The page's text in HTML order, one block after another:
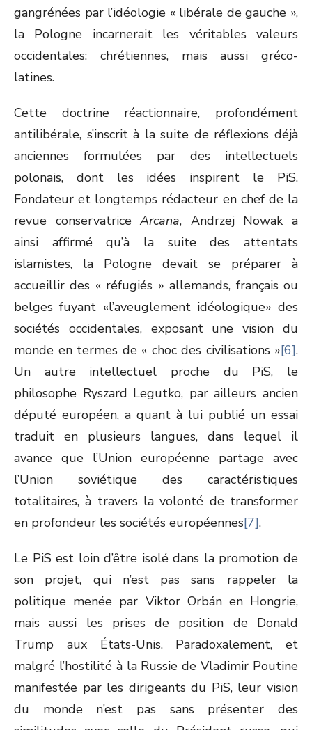
gangrénées par l’idéologie « libérale de gauche »,
la Pologne incarnerait les véritables valeurs
occidentales: chrétiennes, mais aussi gréco-
latines.
Cette doctrine réactionnaire, profondément
antilibérale, s’inscrit à la suite de réflexions déjà
anciennes formulées par des intellectuels
polonais, dont les idées inspirent le PiS.
Fondateur et longtemps rédacteur en chef de la
revue conservatriceArcana, Andrzej Nowak a
ainsi affirmé qu’à la suite des attentats
islamistes, la Pologne devait se préparer à
accueillir des « réfugiés » allemands, français ou
belges fuyant «l’aveuglement idéologique» des
sociétés occidentales, exposant une vision du
monde en termes de « choc des civilisations »[6].
Un autre intellectuel proche du PiS, le
philosophe Ryszard Legutko, par ailleurs ancien
député européen, a quant à lui publié un essai
traduit en plusieurs langues, dans lequel il
avance que l’Union européenne partage avec
l’Union soviétique des caractéristiques
totalitaires, à travers la volonté de transformer
en profondeur les sociétés européennes[7].
Le PiS est loin d’être isolé dans la promotion de
son projet, qui n’est pas sans rappeler la
politique menée par Viktor Orbán en Hongrie,
mais aussi les prises de position de Donald
Trump aux États-Unis. Paradoxalement, et
malgré l’hostilité à la Russie de Vladimir Poutine
manifestée par les dirigeants du PiS, leur vision
du monde n’est pas sans présenter des